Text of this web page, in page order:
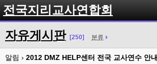
전국지리교사연합회
자유게시판 [250] 분류
알림 › 2012 DMZ HELP센터 전국 교사연수 안내